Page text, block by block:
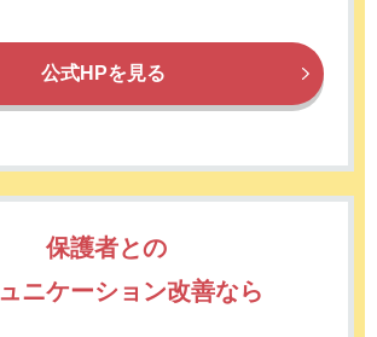
公式HPを見る
保護者との
ニケーション改善なら